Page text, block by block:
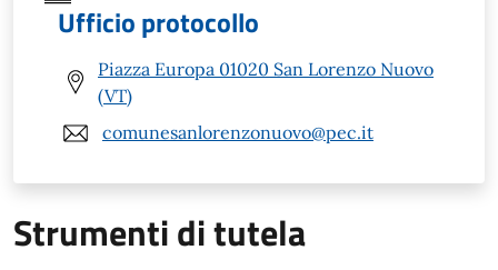
Ufficio protocollo
Piazza Europa 01020 San Lorenzo Nuovo
(VT)
comunesanlorenzonuovo@pec.it
Strumenti di tutela